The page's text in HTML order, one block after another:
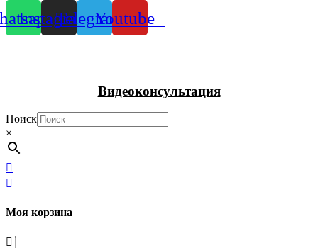
InstagramTelegramYoutube
Видеоконсультация
Поиск
×
Моя корзина